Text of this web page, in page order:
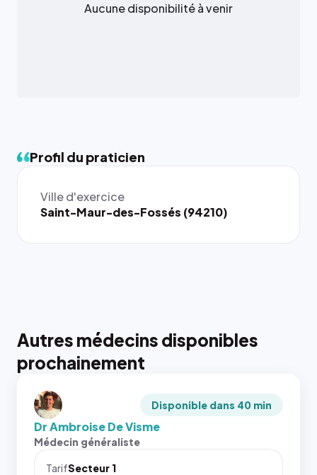
Aucune disponibilité à venir
Profil du praticien
Ville d'exercice
Saint-Maur-des-Fossés (94210)
Autres médecins disponibles
prochainement
Disponible dans 40 min
Dr Ambroise De Visme
Médecin généraliste
TarifSecteur 1